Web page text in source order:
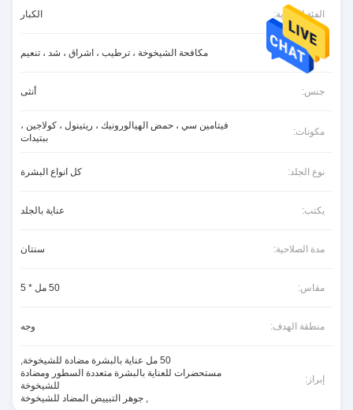
الفئة العمرية: الكبار
سمات: مكافحة الشيخوخة ، ترطيب ، اشراق ، شد ، تنعيم
جنس: أنثى
مكونات:
فيتامين سي ، حمض الهيالورونيك ، ريتينول ، كولاجين ،
ببتيدات
نوع الجلد: كل انواع البشرة
يكتب: عناية بالجلد
مدة الصلاحية: سنتان
مقاس: 50 مل * 5
منطقة الهدف: وجه
إبراز:
50 مل عناية بالبشرة مضادة للشيخوخة
,
مستحضرات للعناية بالبشرة متعددة السطور ومضادة
للشيخوخة
, جوهر التبييض المضاد للشيخوخة